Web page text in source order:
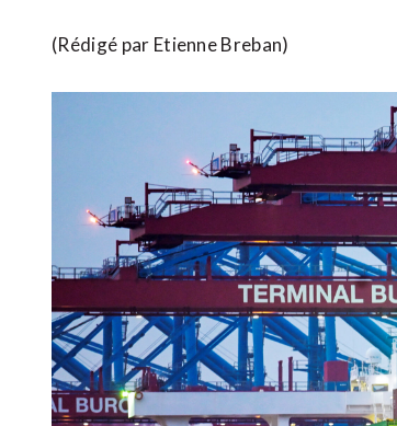
(Rédigé par Etienne ​Breban)